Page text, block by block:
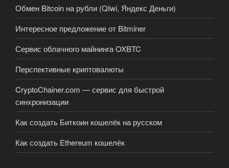
Обмен Bitcoin на рубли (QIwi, Яндекс Деньги)
Интересное предложение от Bitminer
Сервис облачного майнинга OXBTC
Перспективные криптовалюты
CryptoChainer.com — сервис для быстрой
синхронизации
Как создать Биткоин кошелёк на русском
Как создать Ethereum кошелёк